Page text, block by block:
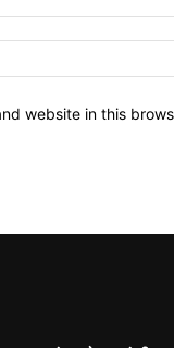
website in this